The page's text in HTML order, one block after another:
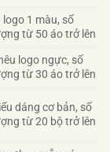
logo 1 màu, số
từ 50 áo trở lên
logo ngực, số
từ 30 áo trở lên
dáng cơ bản, số
từ 20 bộ trở lên